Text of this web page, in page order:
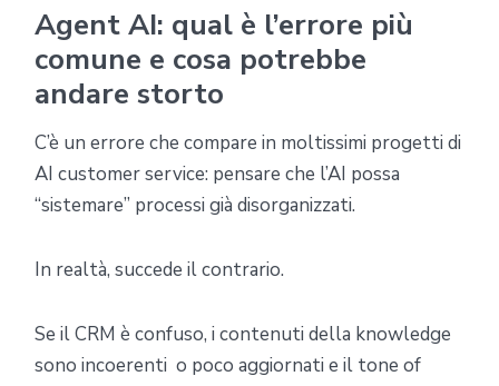
Agent AI: qual è l’errore più
comune e cosa potrebbe
andare storto
C’è un errore che compare in moltissimi progetti di
AI customer service: pensare che l’AI possa
“sistemare” processi già disorganizzati.
In realtà, succede il contrario.
Se il CRM è confuso, i contenuti della knowledge
sono incoerenti o poco aggiornati e il tone of